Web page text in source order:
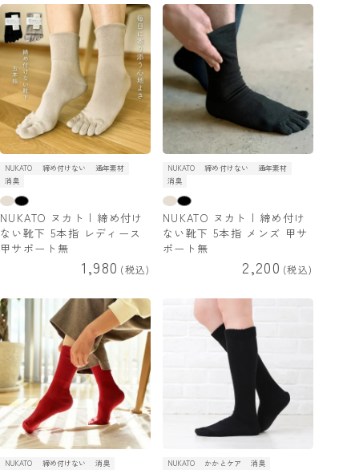
NUKATO 締め付けない
通年素材
消臭
NUKATO ヌカト | 締め付け
ない靴下 5本指 レディース
甲サポート無
1,980 税込
NUKATO 締め付けない
通年素材
消臭
NUKATO ヌカト | 締め付け
ない靴下 5本指 メンズ 甲サ
ポート無
2,200 税込
NUKATO 締め付けない
消臭
NUKATO かかとケア 消臭